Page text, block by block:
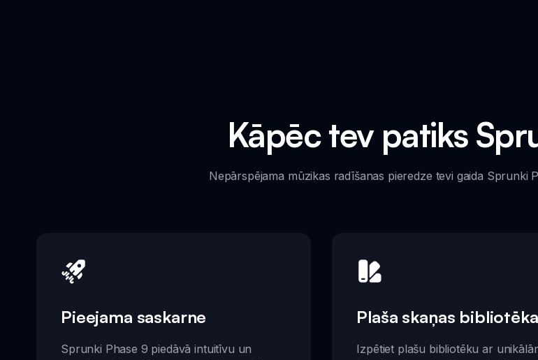
Kāpēc tev patiks
Nepārspējama mūzikas radīšanas pieredze tevi gaida Sprunki
Pieejama saskarne
Sprunki Phase 9 piedāvā intuitīvu un
Plaša skaņas bibliotēka
Izpētiet plašu bibliotēku ar